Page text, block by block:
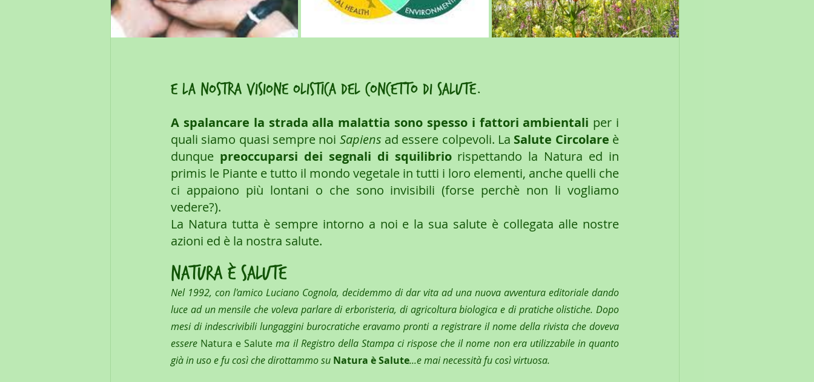
e la nostra visione olistica del concetto di salute.
A spalancare la strada alla malattia sono spesso i fattori ambientali per i
quali siamo quasi sempre noi Sapiens ad essere colpevoli. La Salute Circolare è
dunque preoccuparsi dei segnali di squilibrio rispettando la Natura ed in
primis le Piante e tutto il mondo vegetale in tutti i loro elementi, anche quelli che
ci appaiono più lontani o che sono invisibili (forse perchè non li vogliamo
vedere?).
La Natura tutta è sempre intorno a noi e la sua salute è collegata alle nostre
azioni ed è la nostra salute.
Natura è Salute
Nel 1992, con l'amico Luciano Cognola, decidemmo di dar vita ad una nuova avventura editoriale dando
luce ad un mensile che voleva parlare di erboristeria, di agricoltura biologica e di pratiche olistiche. Dopo
mesi di indescrivibili lungaggini burocratiche eravamo pronti a registrare il nome della rivista che doveva
essere Natura e Salute ma il Registro della Stampa ci rispose che il nome non era utilizzabile in quanto
già in uso e fu così che dirottammo su Natura è Salute...e mai necessità fu così virtuosa.